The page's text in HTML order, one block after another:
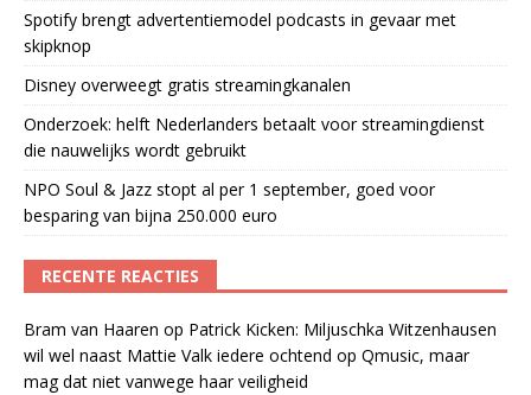
Spotify brengt advertentiemodel podcasts in gevaar met
skipknop
Disney overweegt gratis streamingkanalen
Onderzoek: helft Nederlanders betaalt voor streamingdienst
die nauwelijks wordt gebruikt
NPO Soul & Jazz stopt al per 1 september, goed voor
besparing van bijna 250.000 euro
RECENTE REACTIES
Bram van Haaren op Patrick Kicken: Miljuschka Witzenhausen
wil wel naast Mattie Valk iedere ochtend op Qmusic, maar
mag dat niet vanwege haar veiligheid